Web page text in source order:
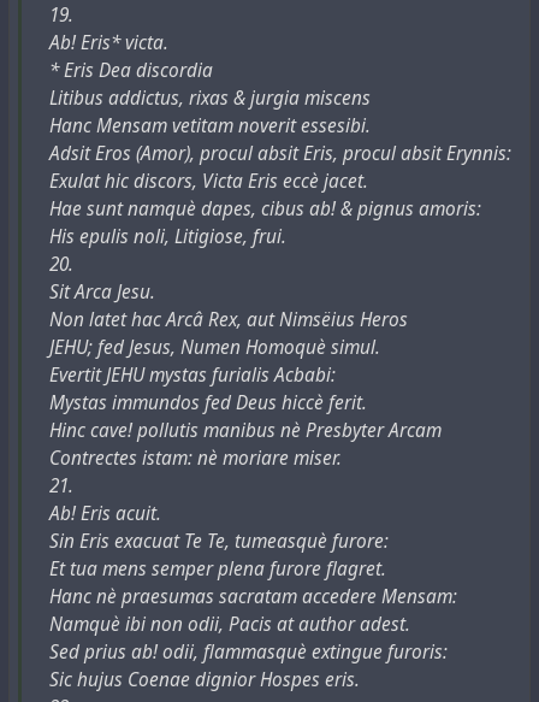
19.
Ab! Eris* victa.
* Eris Dea discordia
Litibus addictus, rixas & jurgia miscens
Hanc Mensam vetitam noverit essesibi.
Adsit Eros (Amor), procul absit Eris, procul absit Erynnis:
Exulat hic discors, Victa Eris eccè jacet.
Hae sunt namquè dapes, cibus ab! & pignus amoris:
His epulis noli, Litigiose, frui.
20.
Sit Arca Jesu.
Non latet hac Arcâ Rex, aut Nimsëius Heros
JEHU; fed Jesus, Numen Homoquè simul.
Evertit JEHU mystas furialis Acbabi:
Mystas immundos fed Deus hiccè ferit.
Hinc cave! pollutis manibus nè Presbyter Arcam
Contrectes istam: nè moriare miser.
21.
Ab! Eris acuit.
Sin Eris exacuat Te Te, tumeasquè furore:
Et tua mens semper plena furore flagret.
Hanc nè praesumas sacratam accedere Mensam:
Namquè ibi non odii, Pacis at author adest.
Sed prius ab! odii, flammasquè extingue furoris:
Sic hujus Coenae dignior Hospes eris.